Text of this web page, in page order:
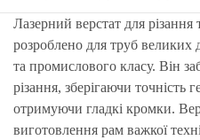
Лазерний верстат для різання
розроблено для труб великих
та промислового класу. Він
різання, зберігаючи точність
отримуючи гладкі кромки.
виготовлення рам важкої